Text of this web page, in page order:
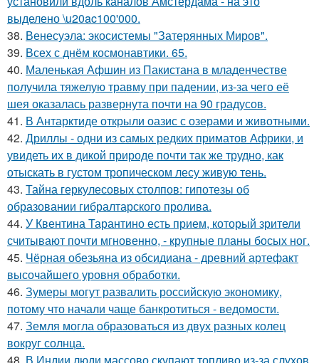
выделено \u20ac100'000.
38. Венесуэла: экосистемы "Затерянных Миров".
39. Всех с днём космонавтики. 65.
40. Маленькая Афшин из Пакистана в младенчестве
получила тяжелую травму при падении, из-за чего её
шея оказалась развернута почти на 90 градусов.
41. В Антарктиде открыли оазис с озерами и животными.
42. Дриллы - одни из самых редких приматов Африки, и
увидеть их в дикой природе почти так же трудно, как
отыскать в густом тропическом лесу живую тень.
43. Тайна геркулесовых столпов: гипотезы об
образовании гибралтарского пролива.
44. У Квентина Тарантино есть прием, который зрители
считывают почти мгновенно, - крупные планы босых ног.
45. Чёрная обезьяна из обсидиана - древний артефакт
высочайшего уровня обработки.
46. Зумеры могут развалить российскую экономику,
потому что начали чаще банкротиться - ведомости.
47. Земля могла образоваться из двух разных колец
вокруг солнца.
48. В Индии люди массово скупают топливо из-за слухов